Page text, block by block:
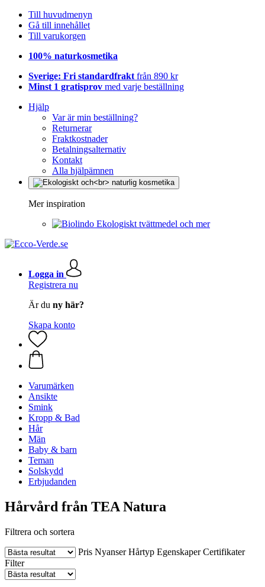
Till huvudmenyn
Gå till innehållet
Till varukorgen
100% naturkosmetika
Sverige: Fri standardfrakt från 890 kr
Minst 1 gratisprov med varje beställning
Hjälp
Var är min beställning?
Returnerar
Fraktkostnader
Betalningsalternativ
Kontakt
Alla hjälpämnen
Mer inspiration
Ekologiskt tvättmedel och mer
Logga in
Registrera nu
Är du ny här?
Skapa konto
Varumärken
Ansikte
Smink
Kropp & Bad
Hår
Män
Baby & barn
Teman
Solskydd
Erbjudanden
Hårvård från TEA Natura
Filtrera och sortera
Pris Nyanser Hårtyp Egenskaper Certifikater
Filter